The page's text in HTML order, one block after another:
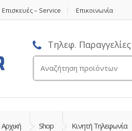
Επισκευές – Service Επικοινωνία
Τηλεφ.
για:
Αρχική Shop Κινητή Τηλεφωνία